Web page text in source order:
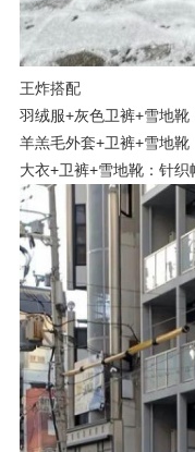
王炸搭配
羽绒服+灰色卫裤+雪地靴
羊羔毛外套+卫裤+雪地
大衣+卫裤+雪地靴：针